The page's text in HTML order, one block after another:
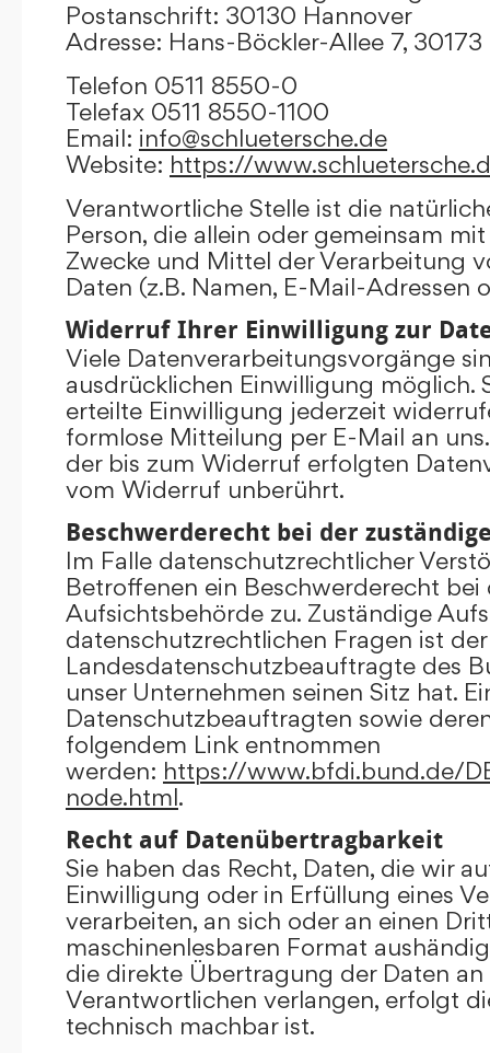
Postanschrift: 30130 Hannover
Adresse: Hans-Böckler-Allee 7,
Telefon 0511 8550-0
Telefax 0511 8550-1100
Email: info@schluetersche.de
Website: https://
Verantwortliche Stelle ist die
Person, die allein oder gemeinsam
Zwecke und Mittel der Verarbeitung
Daten (z.B. Namen, E-Mail-Adressen
Widerruf Ihrer Einwilligung zur
Viele Datenverarbeitungsvorgänge
ausdrücklichen Einwilligung möglich.
erteilte Einwilligung jederzeit
formlose Mitteilung per E-Mail an
der bis zum Widerruf erfolgten
vom Widerruf unberührt.
Beschwerderecht bei der
Im Falle datenschutzrechtlicher
Betroffenen ein Beschwerderecht bei
Aufsichtsbehörde zu. Zuständige
datenschutzrechtlichen Fragen ist der
Landesdatenschutzbeauftragte des
unser Unternehmen seinen Sitz hat.
Datenschutzbeauftragten sowie
folgendem Link entnommen
werden: https://www.bfdi.bund.de/
node.html.
Recht auf Datenübertragbarkeit
Sie haben das Recht, Daten, die wir
Einwilligung oder in Erfüllung eines
verarbeiten, an sich oder an einen
maschinenlesbaren Format
die direkte Übertragung der Daten
Verantwortlichen verlangen, erfolgt
technisch machbar ist.